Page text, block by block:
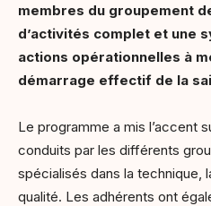
membres du groupement
d’activités complet et une
actions opérationnelles à
démarrage effectif de la
Le programme a mis l’accent
conduits par les différents
spécialisés dans la technique,
qualité. Les adhérents ont